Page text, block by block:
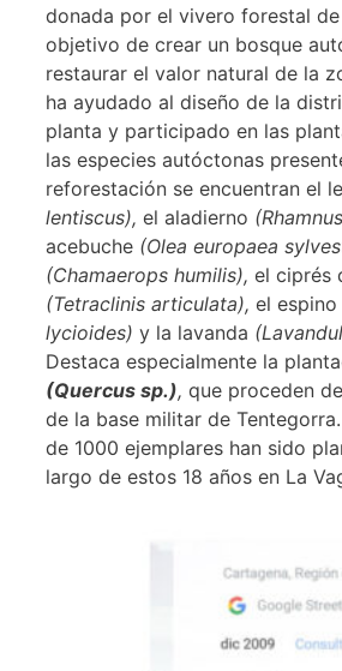
donada por el vivero forestal de
objetivo de crear un bosque
restaurar el valor natural de la
ha ayudado al diseño de la
planta y participado en las
las especies autóctonas
reforestación se encuentran el
lentiscus), el aladierno
acebuche (Olea europaea
(Chamaerops humilis), el ciprés
(Tetraclinis articulata), el
lycioides) y la lavanda
Destaca especialmente la
(Quercus sp.), que proceden
de la base militar de
de 1000 ejemplares han sido
largo de estos 18 años en La